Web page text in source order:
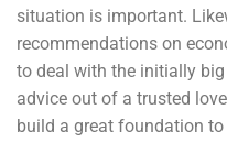
situation is important.
recommendations on
to deal with the initially
advice out of a trusted
build a great foundation